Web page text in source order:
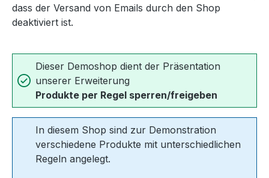
dass der Versand von Emails durch den Shop
deaktiviert ist.
Dieser Demoshop dient der Präsentation
unserer Erweiterung
Produkte per Regel sperren/freigeben
In diesem Shop sind zur Demonstration
verschiedene Produkte mit unterschiedlichen
Regeln angelegt.